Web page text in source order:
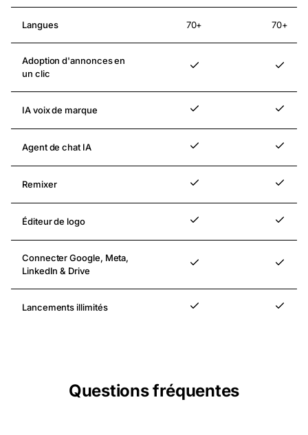
Langues 70+ 70+
Adoption d'annonces en
un clic
Inclus Inclus
IA voix de marque Inclus Inclus
Agent de chat IA Inclus Inclus
Remixer Inclus Inclus
Éditeur de logo Inclus Inclus
Connecter Google, Meta,
LinkedIn & Drive
Inclus Inclus
Lancements illimités Inclus Inclus
Questions fréquentes